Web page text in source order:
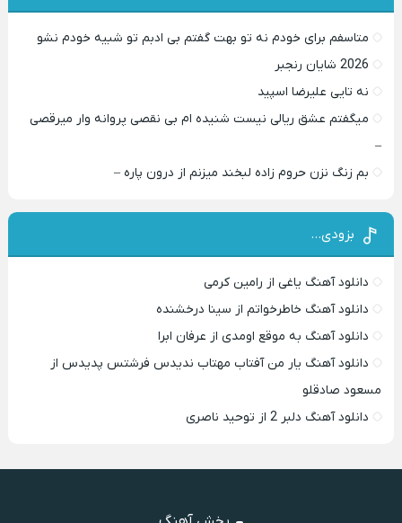
متاسفم برای خودم نه تو بهت گفتم بی ادبم تو شبیه خودم نشو ‌ ‌
2026 شایان رنجبر
نه تایی علیرضا اسپید
میگفتم عشق ریالی نیست شنیده ام بی نقصی پروانه وار میرقصی
–
بم زنگ نزن حروم زاده لبخند میزنم از درون پاره –
بزودی…
دانلود آهنگ یاغی از رامین کرمی
دانلود آهنگ خاطرخواتم از سینا درخشنده
دانلود آهنگ به موقع اومدی از عرفان ابرا
دانلود آهنگ یار من آفتاب مهتاب ندیدس فرشتس پدیدس از
مسعود صادقلو
دانلود آهنگ دلبر 2 از توحید ناصری